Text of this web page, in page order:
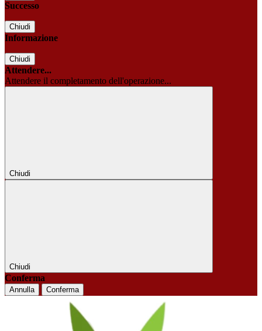
Successo
Chiudi
Informazione
Chiudi
Attendere...
Attendere il completamento dell'operazione...
Chiudi
Chiudi
Conferma
Annulla Conferma